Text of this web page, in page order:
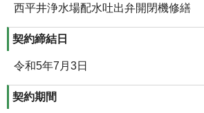
西平井浄水場配水吐出弁開閉機修繕
契約締結日
令和5年7月3日
契約期間